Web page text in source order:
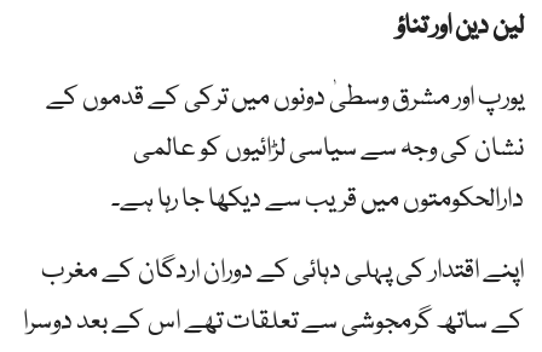
لین دین اور تناؤ
یورپ اور مشرق وسطیٰ دونوں میں ترکی کے قدموں کے
نشان کی وجہ سے سیاسی لڑائیوں کو عالمی
دارالحکومتوں میں قریب سے دیکھا جا رہا ہے۔
اپنے اقتدار کی پہلی دہائی کے دوران اردگان کے مغرب
کے ساتھ گرمجوشی سے تعلقات تھے اس کے بعد دوسرا